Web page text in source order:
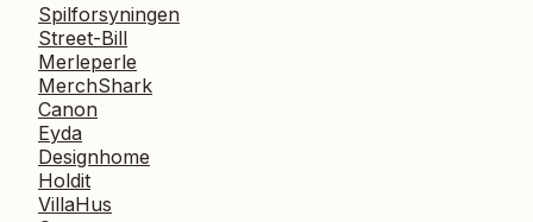
Spilforsyningen
Street-Bill
Merleperle
MerchShark
Canon
Eyda
Designhome
Holdit
VillaHus